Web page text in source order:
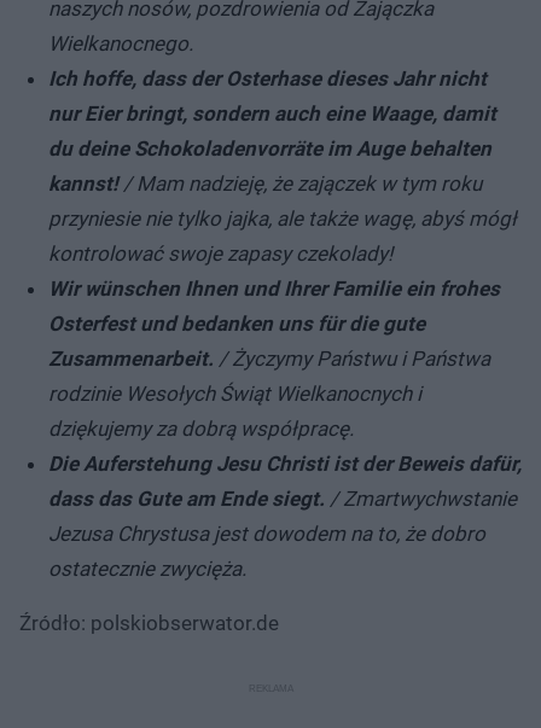
naszych nosów, pozdrowienia od Zajączka
Wielkanocnego.
Ich hoffe, dass der Osterhase dieses Jahr nicht
nur Eier bringt, sondern auch eine Waage, damit
du deine Schokoladenvorräte im Auge behalten
kannst!/ Mam nadzieję, że zajączek w tym roku
przyniesie nie tylko jajka, ale także wagę, abyś mógł
kontrolować swoje zapasy czekolady!
Wir wünschen Ihnen und Ihrer Familie ein frohes
Osterfest und bedanken uns für die gute
Zusammenarbeit. / Życzymy Państwu i Państwa
rodzinie Wesołych Świąt Wielkanocnych i
dziękujemy za dobrą współpracę.
Die Auferstehung Jesu Christi ist der Beweis dafür,
dass das Gute am Ende siegt. / Zmartwychwstanie
Jezusa Chrystusa jest dowodem na to, że dobro
ostatecznie zwycięża.
Źródło: polskiobserwator.de